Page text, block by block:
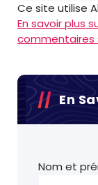
Ce site utilise
En savoir plus
En
Nom et